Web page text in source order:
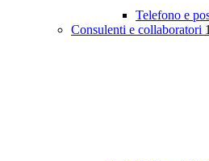
Telefono e
Consulenti e collaboratori